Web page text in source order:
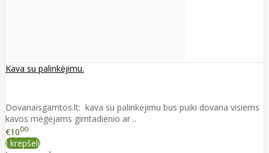
Kava su palinkėjimu.
Dovanaisgamtos.lt: kava su palinkėjimu bus puiki dovana visiems
kavos mėgėjams gimtadienio ar ..
€1000
Į krepšelį